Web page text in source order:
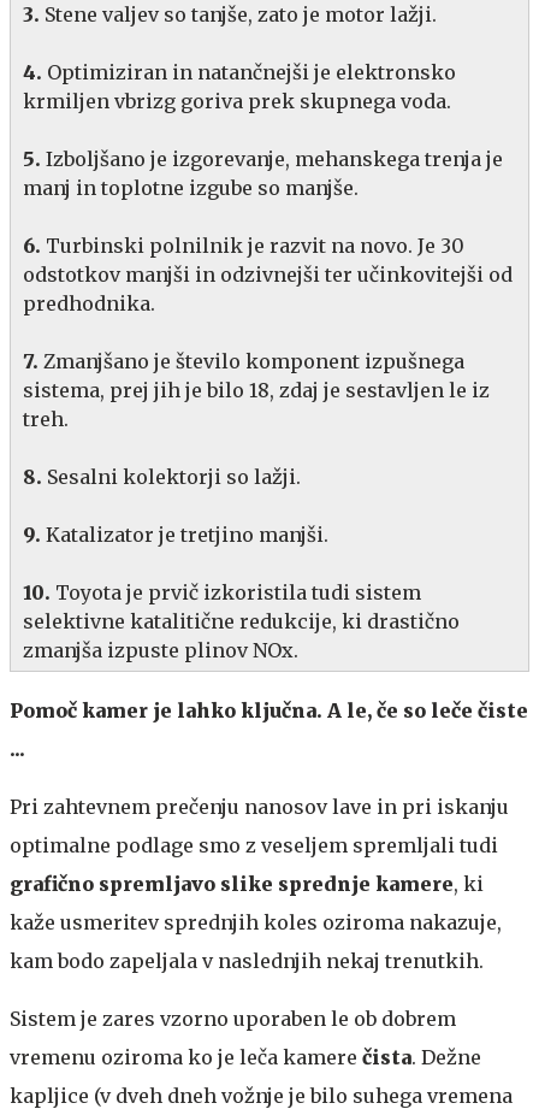
3. Stene valjev so tanjše, zato je motor lažji.
4. Optimiziran in natančnejši je elektronsko
krmiljen vbrizg goriva prek skupnega voda.
5. Izboljšano je izgorevanje, mehanskega trenja je
manj in toplotne izgube so manjše.
6. Turbinski polnilnik je razvit na novo. Je 30
odstotkov manjši in odzivnejši ter učinkovitejši od
predhodnika.
7. Zmanjšano je število komponent izpušnega
sistema, prej jih je bilo 18, zdaj je sestavljen le iz
treh.
8. Sesalni kolektorji so lažji.
9. Katalizator je tretjino manjši.
10. Toyota je prvič izkoristila tudi sistem
selektivne katalitične redukcije, ki drastično
zmanjša izpuste plinov NOx.
Pomoč kamer je lahko ključna. A le, če so leče čiste
...
Pri zahtevnem prečenju nanosov lave in pri iskanju
optimalne podlage smo z veseljem spremljali tudi
grafično spremljavo slike sprednje kamere, ki
kaže usmeritev sprednjih koles oziroma nakazuje,
kam bodo zapeljala v naslednjih nekaj trenutkih.
Sistem je zares vzorno uporaben le ob dobrem
vremenu oziroma ko je leča kamere čista. Dežne
kapljice (v dveh dneh vožnje je bilo suhega vremena